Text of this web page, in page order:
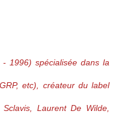
1996) spécialisée dans la
etc), créateur du label
Laurent De Wilde,